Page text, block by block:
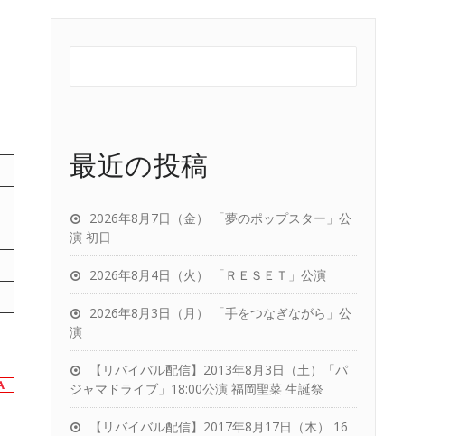
最近の投稿
2026年8月7日（金） 「夢のポップスター」公
演 初日
2026年8月4日（火） 「ＲＥＳＥＴ」公演
2026年8月3日（月） 「手をつなぎながら」公
演
【リバイバル配信】2013年8月3日（土）「パ
ジャマドライブ」18:00公演 福岡聖菜 生誕祭
【リバイバル配信】2017年8月17日（木） 16